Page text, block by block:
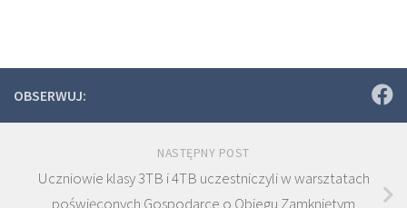
OBSERWUJ:
NASTĘPNY POST
Uczniowie klasy 3TB i 4TB uczestniczyli w warsztatach
poświęconych Gospodarce o Obiegu Zamkniętym